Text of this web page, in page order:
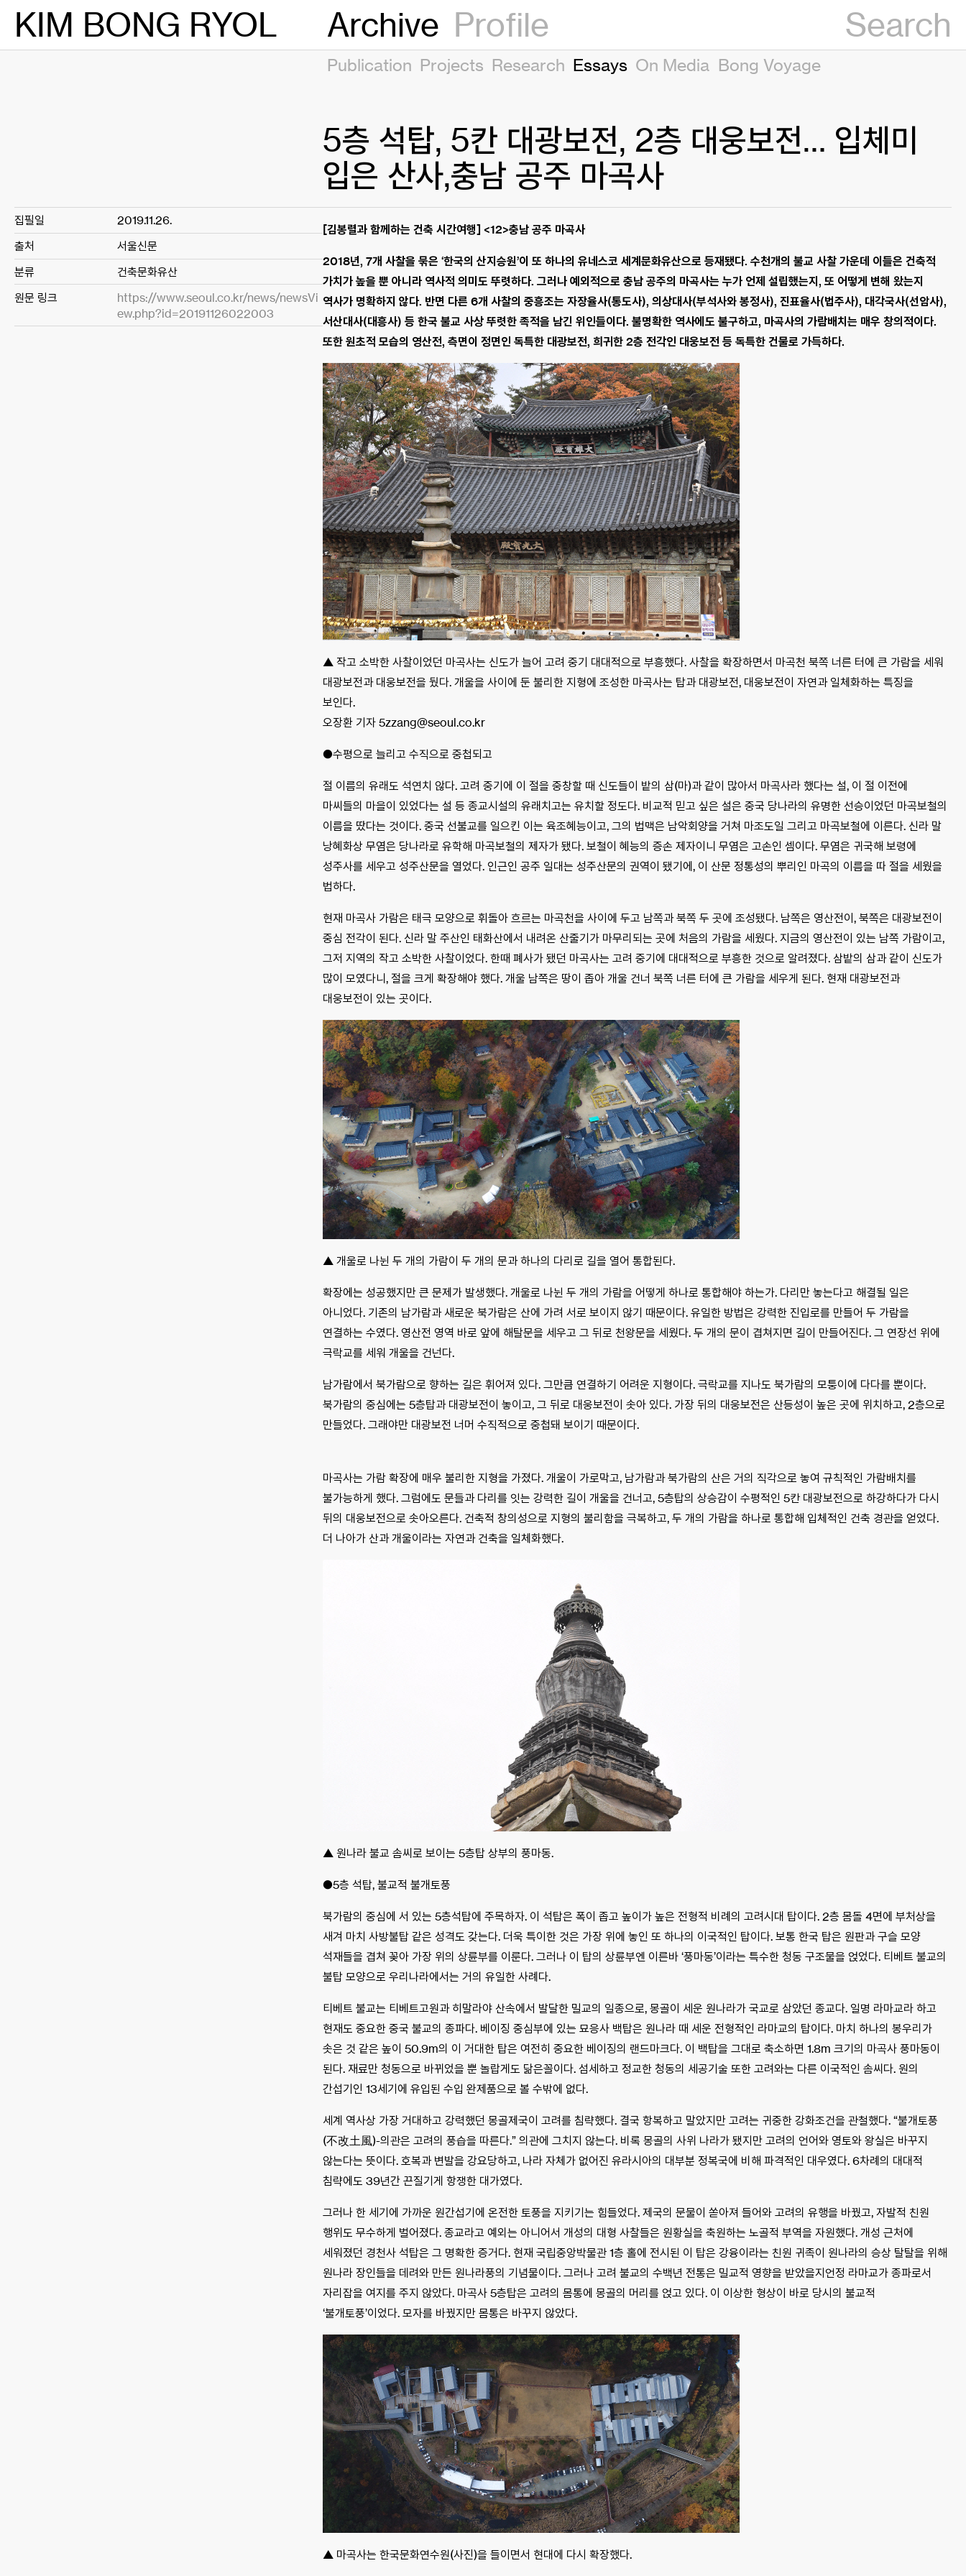
content
KIM BONG RYOL Archive
Publication Projects Research Essays On Media Bong Voyage
Profile Search
5층 석탑, 5칸 대광보전, 2층 대웅보전… 입체미
입은 산사,충남 공주 마곡사
집필일
2019.11.26.
출처
서울신문
분류
건축문화유산
원문 링크
https://www.seoul.co.kr/news/newsVi
ew.php?id=20191126022003
[김봉렬과 함께하는 건축 시간여행] <12>충남 공주 마곡사
2018년, 7개 사찰을 묶은 ‘한국의 산지승원’이 또 하나의 유네스코 세계문화유산으로 등재됐다. 수천개의 불교 사찰 가운데 이들은 건축적
가치가 높을 뿐 아니라 역사적 의미도 뚜렷하다. 그러나 예외적으로 충남 공주의 마곡사는 누가 언제 설립했는지, 또 어떻게 변해 왔는지
역사가 명확하지 않다. 반면 다른 6개 사찰의 중흥조는 자장율사(통도사), 의상대사(부석사와 봉정사), 진표율사(법주사), 대각국사(선암사),
서산대사(대흥사) 등 한국 불교 사상 뚜렷한 족적을 남긴 위인들이다. 불명확한 역사에도 불구하고, 마곡사의 가람배치는 매우 창의적이다.
또한 원초적 모습의 영산전, 측면이 정면인 독특한 대광보전, 희귀한 2층 전각인 대웅보전 등 독특한 건물로 가득하다.
▲ 작고 소박한 사찰이었던 마곡사는 신도가 늘어 고려 중기 대대적으로 부흥했다. 사찰을 확장하면서 마곡천 북쪽 너른 터에 큰 가람을 세워
대광보전과 대웅보전을 뒀다. 개울을 사이에 둔 불리한 지형에 조성한 마곡사는 탑과 대광보전, 대웅보전이 자연과 일체화하는 특징을
보인다.
오장환 기자 5zzang@seoul.co.kr
●수평으로 늘리고 수직으로 중첩되고
절 이름의 유래도 석연치 않다. 고려 중기에 이 절을 중창할 때 신도들이 밭의 삼(마)과 같이 많아서 마곡사라 했다는 설, 이 절 이전에
마씨들의 마을이 있었다는 설 등 종교시설의 유래치고는 유치할 정도다. 비교적 믿고 싶은 설은 중국 당나라의 유명한 선승이었던 마곡보철의
이름을 땄다는 것이다. 중국 선불교를 일으킨 이는 육조혜능이고, 그의 법맥은 남악회양을 거쳐 마조도일 그리고 마곡보철에 이른다. 신라 말
낭혜화상 무염은 당나라로 유학해 마곡보철의 제자가 됐다. 보철이 혜능의 증손 제자이니 무염은 고손인 셈이다. 무염은 귀국해 보령에
성주사를 세우고 성주산문을 열었다. 인근인 공주 일대는 성주산문의 권역이 됐기에, 이 산문 정통성의 뿌리인 마곡의 이름을 따 절을 세웠을
법하다.
현재 마곡사 가람은 태극 모양으로 휘돌아 흐르는 마곡천을 사이에 두고 남쪽과 북쪽 두 곳에 조성됐다. 남쪽은 영산전이, 북쪽은 대광보전이
중심 전각이 된다. 신라 말 주산인 태화산에서 내려온 산줄기가 마무리되는 곳에 처음의 가람을 세웠다. 지금의 영산전이 있는 남쪽 가람이고,
그저 지역의 작고 소박한 사찰이었다. 한때 폐사가 됐던 마곡사는 고려 중기에 대대적으로 부흥한 것으로 알려졌다. 삼밭의 삼과 같이 신도가
많이 모였다니, 절을 크게 확장해야 했다. 개울 남쪽은 땅이 좁아 개울 건너 북쪽 너른 터에 큰 가람을 세우게 된다. 현재 대광보전과
대웅보전이 있는 곳이다.
▲ 개울로 나뉜 두 개의 가람이 두 개의 문과 하나의 다리로 길을 열어 통합된다.
확장에는 성공했지만 큰 문제가 발생했다. 개울로 나뉜 두 개의 가람을 어떻게 하나로 통합해야 하는가. 다리만 놓는다고 해결될 일은
아니었다. 기존의 남가람과 새로운 북가람은 산에 가려 서로 보이지 않기 때문이다. 유일한 방법은 강력한 진입로를 만들어 두 가람을
연결하는 수였다. 영산전 영역 바로 앞에 해탈문을 세우고 그 뒤로 천왕문을 세웠다. 두 개의 문이 겹쳐지면 길이 만들어진다. 그 연장선 위에
극락교를 세워 개울을 건넌다.
남가람에서 북가람으로 향하는 길은 휘어져 있다. 그만큼 연결하기 어려운 지형이다. 극락교를 지나도 북가람의 모퉁이에 다다를 뿐이다.
북가람의 중심에는 5층탑과 대광보전이 놓이고, 그 뒤로 대웅보전이 솟아 있다. 가장 뒤의 대웅보전은 산등성이 높은 곳에 위치하고, 2층으로
만들었다. 그래야만 대광보전 너머 수직적으로 중첩돼 보이기 때문이다.
마곡사는 가람 확장에 매우 불리한 지형을 가졌다. 개울이 가로막고, 남가람과 북가람의 산은 거의 직각으로 놓여 규칙적인 가람배치를
불가능하게 했다. 그럼에도 문들과 다리를 잇는 강력한 길이 개울을 건너고, 5층탑의 상승감이 수평적인 5칸 대광보전으로 하강하다가 다시
뒤의 대웅보전으로 솟아오른다. 건축적 창의성으로 지형의 불리함을 극복하고, 두 개의 가람을 하나로 통합해 입체적인 건축 경관을 얻었다.
더 나아가 산과 개울이라는 자연과 건축을 일체화했다.
▲ 원나라 불교 솜씨로 보이는 5층탑 상부의 풍마동.
●5층 석탑, 불교적 불개토풍
북가람의 중심에 서 있는 5층석탑에 주목하자. 이 석탑은 폭이 좁고 높이가 높은 전형적 비례의 고려시대 탑이다. 2층 몸돌 4면에 부처상을
새겨 마치 사방불탑 같은 성격도 갖는다. 더욱 특이한 것은 가장 위에 놓인 또 하나의 이국적인 탑이다. 보통 한국 탑은 원판과 구슬 모양
석재들을 겹쳐 꽂아 가장 위의 상륜부를 이룬다. 그러나 이 탑의 상륜부엔 이른바 ‘풍마동’이라는 특수한 청동 구조물을 얹었다. 티베트 불교의
불탑 모양으로 우리나라에서는 거의 유일한 사례다.
티베트 불교는 티베트고원과 히말라야 산속에서 발달한 밀교의 일종으로, 몽골이 세운 원나라가 국교로 삼았던 종교다. 일명 라마교라 하고
현재도 중요한 중국 불교의 종파다. 베이징 중심부에 있는 묘응사 백탑은 원나라 때 세운 전형적인 라마교의 탑이다. 마치 하나의 봉우리가
솟은 것 같은 높이 50.9m의 이 거대한 탑은 여전히 중요한 베이징의 랜드마크다. 이 백탑을 그대로 축소하면 1.8m 크기의 마곡사 풍마동이
된다. 재료만 청동으로 바뀌었을 뿐 놀랍게도 닮은꼴이다. 섬세하고 정교한 청동의 세공기술 또한 고려와는 다른 이국적인 솜씨다. 원의
간섭기인 13세기에 유입된 수입 완제품으로 볼 수밖에 없다.
세계 역사상 가장 거대하고 강력했던 몽골제국이 고려를 침략했다. 결국 항복하고 말았지만 고려는 귀중한 강화조건을 관철했다. “불개토풍
(不改土風)-의관은 고려의 풍습을 따른다.” 의관에 그치지 않는다. 비록 몽골의 사위 나라가 됐지만 고려의 언어와 영토와 왕실은 바꾸지
않는다는 뜻이다. 호복과 변발을 강요당하고, 나라 자체가 없어진 유라시아의 대부분 정복국에 비해 파격적인 대우였다. 6차례의 대대적
침략에도 39년간 끈질기게 항쟁한 대가였다.
그러나 한 세기에 가까운 원간섭기에 온전한 토풍을 지키기는 힘들었다. 제국의 문물이 쏟아져 들어와 고려의 유행을 바꿨고, 자발적 친원
행위도 무수하게 벌어졌다. 종교라고 예외는 아니어서 개성의 대형 사찰들은 원황실을 축원하는 노골적 부역을 자원했다. 개성 근처에
세워졌던 경천사 석탑은 그 명확한 증거다. 현재 국립중앙박물관 1층 홀에 전시된 이 탑은 강융이라는 친원 귀족이 원나라의 승상 탈탈을 위해
원나라 장인들을 데려와 만든 원나라풍의 기념물이다. 그러나 고려 불교의 수백년 전통은 밀교적 영향을 받았을지언정 라마교가 종파로서
자리잡을 여지를 주지 않았다. 마곡사 5층탑은 고려의 몸통에 몽골의 머리를 얹고 있다. 이 이상한 형상이 바로 당시의 불교적
‘불개토풍’이었다. 모자를 바꿨지만 몸통은 바꾸지 않았다.
▲ 마곡사는 한국문화연수원(사진)을 들이면서 현대에 다시 확장했다.